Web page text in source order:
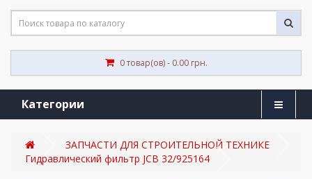
0 товар(ов) - 0.00 грн.
Категории
ЗАПЧАСТИ ДЛЯ СТРОИТЕЛЬНОЙ ТЕХНИКЕ
Гидравлический фильтр JCB 32/925164